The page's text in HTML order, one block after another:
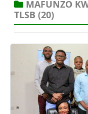
09 May, 2025
MAFUNZO
TLSB(20)